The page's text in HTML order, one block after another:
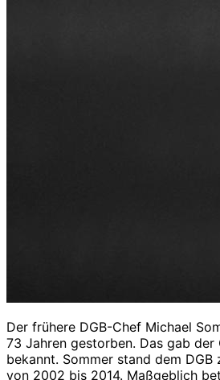
Der frühere DGB-Chef Michael
73 Jahren gestorben. Das gab der
bekannt. Sommer stand dem
von 2002 bis 2014. Maßgeblich